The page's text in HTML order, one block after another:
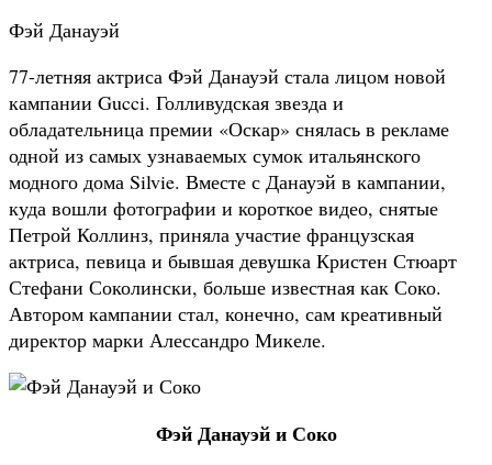
Фэй Данауэй
77-летняя актриса Фэй Данауэй стала лицом новой
кампании Gucci. Голливудская звезда и
обладательница премии «Оскар» снялась в рекламе
одной из самых узнаваемых сумок итальянского
модного дома Silvie. Вместе с Данауэй в кампании,
куда вошли фотографии и короткое видео, снятые
Петрой Коллинз, приняла участие французская
актриса, певица и бывшая девушка Кристен Стюарт
Стефани Соколински, больше известная как Соко.
Автором кампании стал, конечно, сам креативный
директор марки Алессандро Микеле.
Фэй Данауэй и Соко